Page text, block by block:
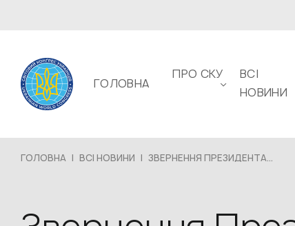
ГОЛОВНА
ПРО СКУ
ВСІ
НОВИНИ
ГОЛОВНА | ВСІ НОВИНИ | ЗВЕРНЕННЯ ПРЕЗИДЕНТА...